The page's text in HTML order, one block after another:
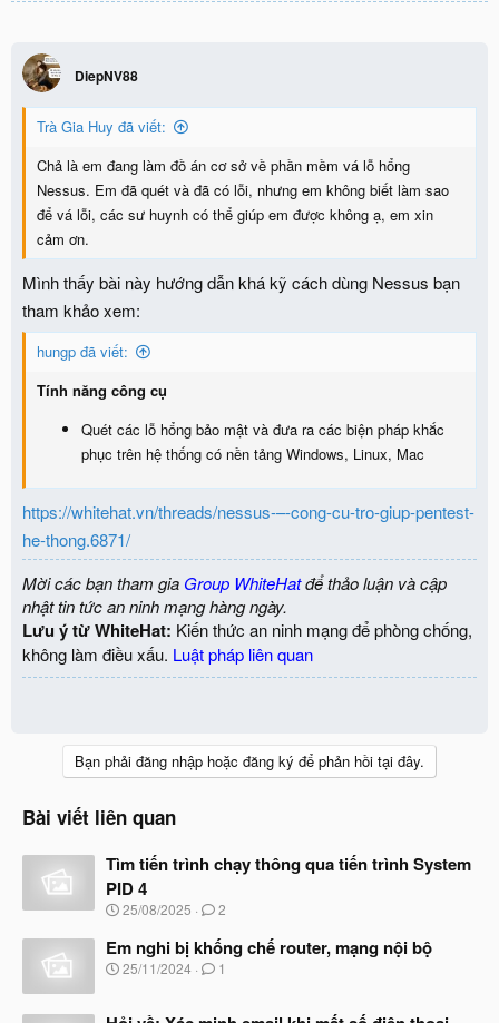
DiepNV88
Trà Gia Huy đã viết:
Chả là em đang làm đồ án cơ sở về phần mềm vá lỗ hổng
Nessus. Em đã quét và đã có lỗi, nhưng em không biết làm sao
để vá lỗi, các sư huynh có thể giúp em được không ạ, em xin
cảm ơn.
Mình thấy bài này hướng dẫn khá kỹ cách dùng Nessus bạn
tham khảo xem:
hungp đã viết:
Tính năng công cụ
Quét các lỗ hổng bảo mật và đưa ra các biện pháp khắc
phục trên hệ thống có nền tảng Windows, Linux, Mac
https://whitehat.vn/threads/nessus-–-cong-cu-tro-giup-pentest-
he-thong.6871/
Mời các bạn tham gia Group WhiteHatđể thảo luận và cập
nhật tin tức an ninh mạng hàng ngày.
Lưu ý từ WhiteHat: Kiến thức an ninh mạng để phòng chống,
không làm điều xấu. Luật pháp liên quan
Bạn phải đăng nhập hoặc đăng ký để phản hồi tại đây.
Bài viết liên quan
Tìm tiến trình chạy thông qua tiến trình System
PID 4
N
à
y
b
t
25/08/2025 2
Em nghi bị khống chế router, mạng nội bộ
N
25/11/2024 1